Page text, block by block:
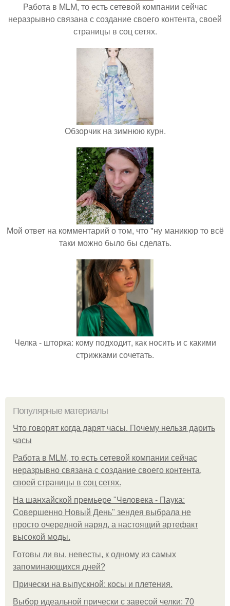
Работа в MLM, то есть сетевой компании сейчас
неразрывно связана с создание своего контента, своей
страницы в соц сетях.
Обзорчик на зимнюю курн.
Мой ответ на комментарий о том, что "ну маникюр то всё
таки можно было бы сделать.
Челка - шторка: кому подходит, как носить и с какими
стрижками сочетать.
Популярные материалы
Что говорят когда дарят часы. Почему нельзя дарить
часы
Работа в MLM, то есть сетевой компании сейчас
неразрывно связана с создание своего контента,
своей страницы в соц сетях.
На шанхайской премьере "Человека - Паука:
Совершенно Новый День" зендея выбрала не
просто очередной наряд, а настоящий артефакт
высокой моды.
Готовы ли вы, невесты, к одному из самых
запоминающихся дней?
Прически на выпускной: косы и плетения.
Выбор идеальной прически с завесой челки: 70